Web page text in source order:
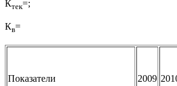
Ктек=;
Кв=
Показатели 2009